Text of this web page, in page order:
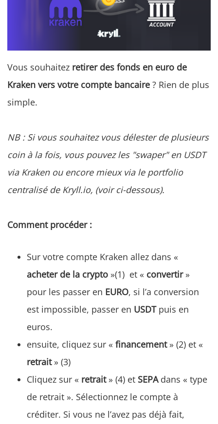
Vous souhaitez retirer des fonds en euro de
Kraken vers votre compte bancaire ? Rien de plus
simple.
NB : Si vous souhaitez vous délester de plusieurs
coin à la fois, vous pouvez les "swaper" en USDT
via Kraken ou encore mieux via le portfolio
centralisé de Kryll.io, (voir ci-dessous).
Comment procéder :
Sur votre compte Kraken allez dans «
acheter de la crypto »(1) et « convertir»
pour les passer en EURO, si l’a conversion
est impossible, passer en USDTpuis en
euros.
ensuite, cliquez sur « financement» (2) et «
retrait» (3)
Cliquez sur « retrait» (4) et SEPAdans « type
de retrait ». Sélectionnez le compte à
créditer. Si vous ne l’avez pas déjà fait,